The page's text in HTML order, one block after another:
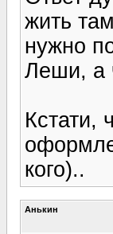
жить
нужно
Леши, а
Кстати,
кого)..
Анькин